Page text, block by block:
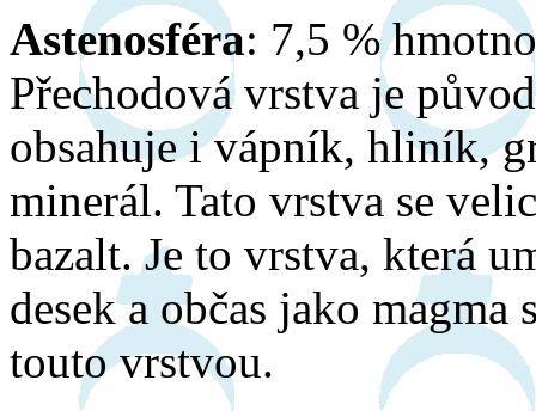
Astenosféra: 7,5 %
Přechodová vrstva je
obsahuje i vápník, hliník,
minerál. Tato vrstva se
bazalt. Je to vrstva, která
desek a občas jako
touto vrstvou.